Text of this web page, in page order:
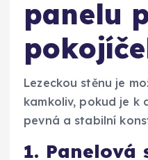
panelu
Lezeckou stěnu je
kamkoliv, pokud je k
pevná a stabilní
1. Panelová